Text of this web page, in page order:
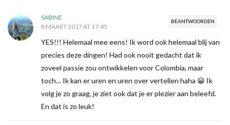
BEANTWOORDEN
SABINE
8 MAART 2017 AT 17:45
YES!!! Helemaal mee eens! Ik word ook helemaal blij van
precies deze dingen! Had ook nooit gedacht dat ik
zoveel passie zou ontwikkelen voor Colombia, maar
toch… Ik kan er uren en uren over vertellen haha 😀 Ik
volg je zo graag, je ziet ook dat je er plezier aan beleefd.
En dat is zo leuk!